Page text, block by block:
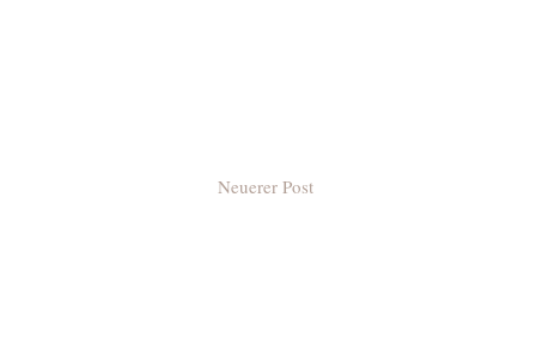
Neuerer Post